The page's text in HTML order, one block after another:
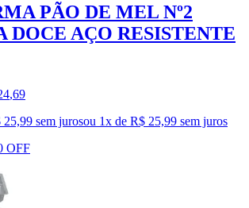
PÃO DE MEL Nº2
DOCE AÇO RESISTENTE
,69
sem jurosou 1x de R$ 25,99 sem juros
OFF